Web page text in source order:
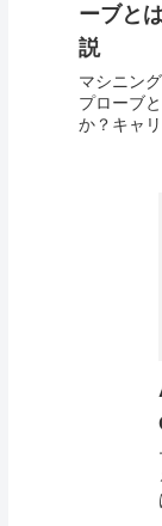
ーブと
説
マシニン
プローブ
か？キャ
に？っと